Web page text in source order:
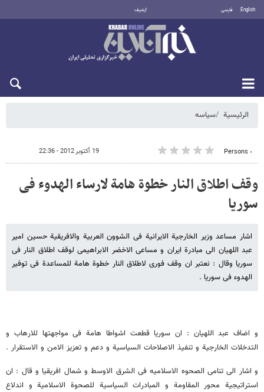
English فارسی أرشيف
الرئيسية سیاسه
٠ Persons 19 أكتوبر 2012 - 22:36
وقف اطلاق النار خطوة هامة لارساء الهدوء فی
سوریا
اشار مساعد وزیر الخارجیة الایرانیة فی الشوون العربیة والافریقیة حسین امیر
عبد اللهیان الی مبادرة ایران و مساعی الاخضر الابراهیمی لوقف اطلاق النار فی
سوریا وقال : نعتبر ان وقف فوری لاطلاق النار خطوة هامة للمساعدة فی توفیر
الهدوء فی سوریا .
و اضاف عبد اللهیان : ان سوریا قطعت اشواطا هامة فی مواجهتها للارهاب و
التدخلات الخارجیة و تنفیذ الاصلاحات السیاسیة و دعم و تعزیز الامن و الاستقرار .
و اشار الی تنامی الصحوه الاسلامیه فی الشرق الاوسط و شمال افریقیا و قال : ان
استراتیجیة محور المقاومة و المبادرات السیاسیة للصحوة الاسلامیة و اندلاع